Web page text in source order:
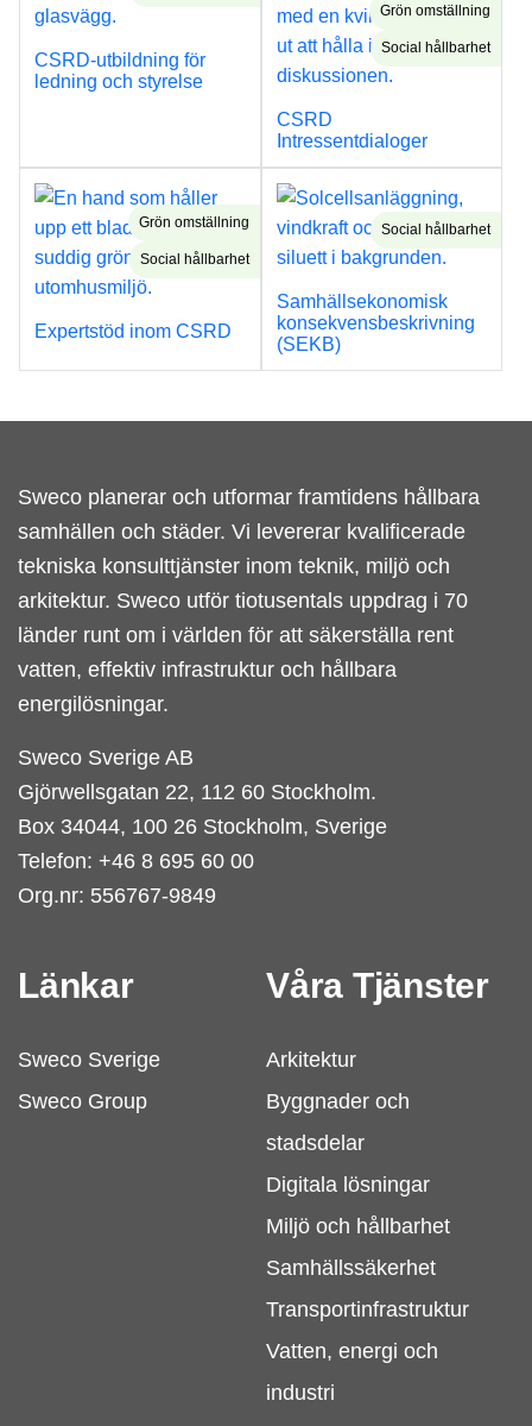
CSRD-utbildning för
ledning och styrelse
Grön omställning
Social hållbarhet
CSRD
Intressentdialoger
Grön omställning
Social hållbarhet
Expertstöd inom CSRD
Social hållbarhet
Samhällsekonomisk
konsekvensbeskrivning
(SEKB)
Sweco planerar och utformar framtidens hållbara
samhällen och städer. Vi levererar kvalificerade
tekniska konsulttjänster inom teknik, miljö och
arkitektur. Sweco utför tiotusentals uppdrag i 70
länder runt om i världen för att säkerställa rent
vatten, effektiv infrastruktur och hållbara
energilösningar.
Sweco Sverige AB
Gjörwellsgatan 22, 112 60 Stockholm.
Box 34044, 100 26 Stockholm, Sverige
Telefon: +46 8 695 60 00
Org.nr: 556767-9849
Länkar
Sweco Sverige
Sweco Group
Våra Tjänster
Arkitektur
Byggnader och
stadsdelar
Digitala lösningar
Miljö och hållbarhet
Samhällssäkerhet
Transportinfrastruktur
Vatten, energi och
industri